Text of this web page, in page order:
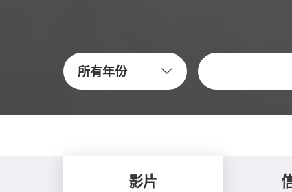
所有年份
關鍵字
影片